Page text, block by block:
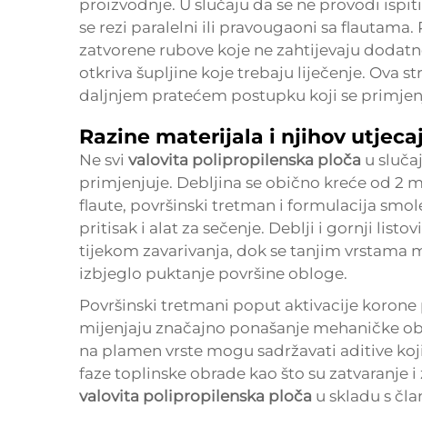
proizvodnje. U slučaju da se ne provodi
se rezi paralelni ili pravougaoni sa flautama.
zatvorene rubove koje ne zahtijevaju
otkriva šupljine koje trebaju liječenje. Ova
daljnjem pratećem postupku koji se
Razine materijala i njihov
Ne svi valovita polipropilenska ploča u
primjenjuje. Debljina se obično kreće od 2
flaute, površinski tretman i formulacija
pritisak i alat za sečenje. Deblji i gornji
tijekom zavarivanja, dok se tanjim vrstama
izbjeglo puktanje površine obloge.
Površinski tretmani poput aktivacije
mijenjaju značajno ponašanje mehaničke
na plamen vrste mogu sadržavati aditive
faze toplinske obrade kao što su zatvaranje
valovita polipropilenska ploča u skladu s